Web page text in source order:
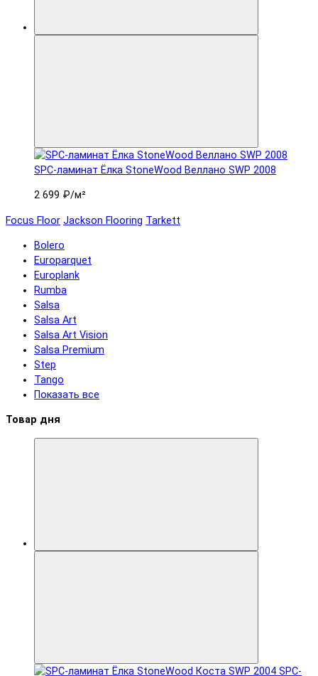
SPC-ламинат Ëлка StoneWood Веллано SWP 2008
2 699 ₽/м²
Focus Floor Jackson Flooring Tarkett
Bolero
Europarquet
Europlank
Rumba
Salsa
Salsa Art
Salsa Art Vision
Salsa Premium
Step
Tango
Показать все
Товар дня
SPC-